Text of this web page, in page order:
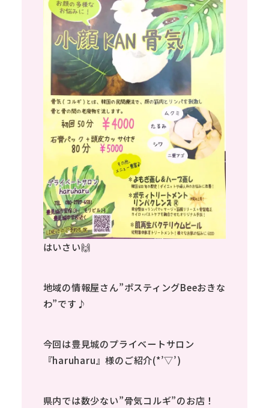
はいさい🙌
地域の情報屋さん”ポスティングBeeおきな
わ”です♪
今回は豊見城のプライベートサロン
『haruharu』様のご紹介(*’▽’)
県内では数少ない”骨気コルギ”のお店！